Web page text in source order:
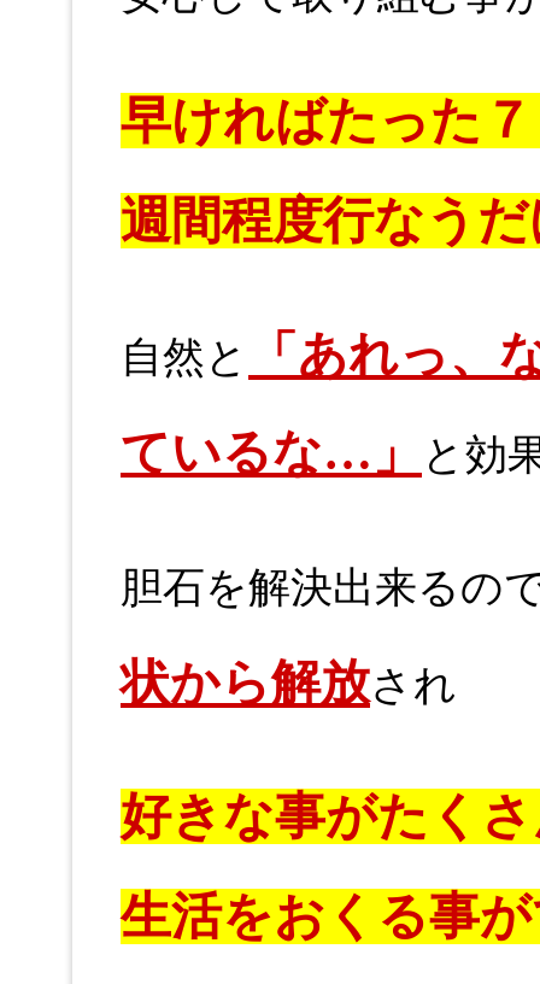
早ければたった
週間程度行なう
自然と
「あれっ、
ているな…」
と効
胆石を解決出来るの
状から解放され
好きな事がたく
生活をおくる事